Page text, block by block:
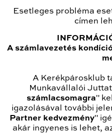
Esetleges probléma
címen
A számlavezetés
A Kerékpárosklub
Munkavállalói
számlacsomagra"
igazolásával további
Partner kedvezmény"
akár ingyenes is lehet,